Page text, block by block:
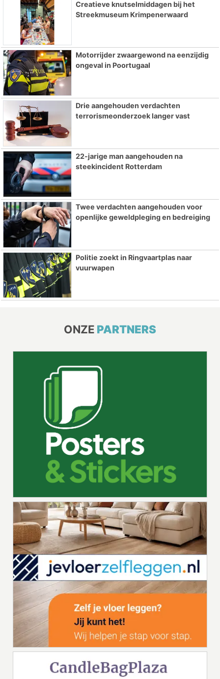
Creatieve knutselmiddagen bij het
Streekmuseum Krimpenerwaard
Motorrijder zwaargewond na eenzijdig
ongeval in Poortugaal
Drie aangehouden verdachten
terrorismeonderzoek langer vast
22-jarige man aangehouden na
steekincident Rotterdam
Twee verdachten aangehouden voor
openlijke geweldpleging en bedreiging
Politie zoekt in Ringvaartplas naar
vuurwapen
ONZE PARTNERS